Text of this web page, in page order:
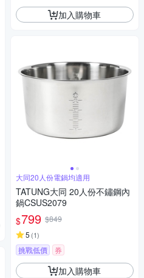
加入購物車
大同20人份電鍋均適用
TATUNG大同 20人份不鏽鋼內
鍋CSUS2079
$799 $849
5 (1)
挑戰低價 券
加入購物車